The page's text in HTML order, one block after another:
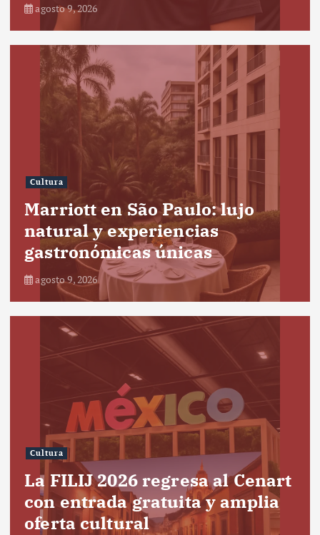
agosto 9, 2026
Cultura
Marriott en São Paulo: lujo
natural y experiencias
gastronómicas únicas
agosto 9, 2026
Cultura
La FILIJ 2026 regresa al Cenart
con entrada gratuita y amplia
oferta cultural